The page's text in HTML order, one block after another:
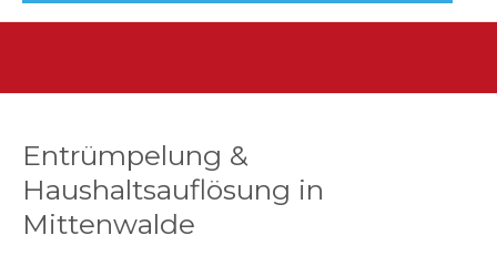
> Angebotsvergleich starten <
Entrümpelung &
Haushaltsauflösung in
Mittenwalde